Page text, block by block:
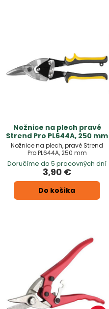
Nožnice na plech pravé
Strend Pro PL644A, 250 mm
Nožnice na plech, pravé Strend
Pro PL644A, 250 mm
Doručíme do 5 pracovných dní
3,90 €
Do košíka